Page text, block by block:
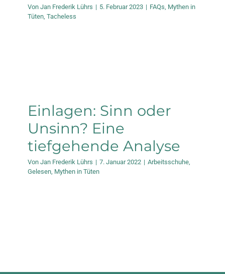
Von Jan Frederik Lührs | 5. Februar 2023 | FAQs Mythen in
Tüten Tacheless
Einlagen: Sinn oder
Unsinn? Eine
tiefgehende Analyse
Von Jan Frederik Lührs | 7. Januar 2022 | Arbeitsschuhe
Gelesen Mythen in Tüten